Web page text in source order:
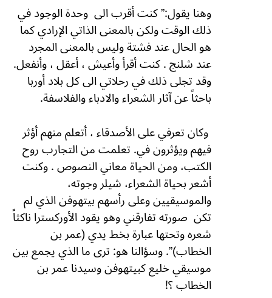
وهنا يقول:”كنت أقرب الى وحدة الوجود في
ذلك الوقت ولكن بالمعنى الذاتي الإرادي كما
هو الحال عند فشتة وليس بالمعنى المجرد
عند شلنج . كنت أقرأ وأعيش ، أعقل ، وأنفعل.
وقد تجلى ذلك في رحلاتي الى كل بلاد أوربا
باحثاً عن آثار الشعراء والادباء والفلاسفة.
وكان تعرفي على الأصدقاء ، أتعلم منهم أؤثر
فيهم ويؤثرون في. تعلمت من التجارب روح
الكتب، ومن الحياة معاني النصوص . وكنت
أشعر بحياة الشعراء، شيلر وجوته،
والموسيقيين وعلى رأسهم بيتهوفن الذي لم
تكن صورته تفارقني وهو يقود الأوركسترا ناكثاً
شعره وتحتها عبارة بخط يدي (عمر بن
الخطاب)”.وسؤالنا هو:ترى ما الذي يجمع بين
موسيقي خليع كبيتهوفنوسيدنا عمر بن
الخطاب ؟!